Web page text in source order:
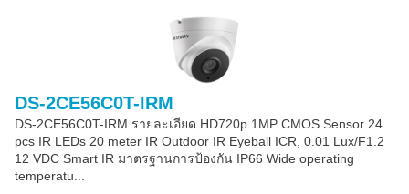
DS-2CE56C0T-IRM
DS-2CE56C0T-IRM รายละเอียด HD720p 1MP CMOS Sensor 24
pcs IR LEDs 20 meter IR Outdoor IR Eyeball ICR, 0.01 Lux/F1.2
12 VDC Smart IR มาตรฐานการป้องกัน IP66 Wide operating
temperatu...